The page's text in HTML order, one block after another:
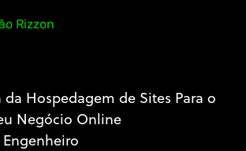
Rizzon
Hospedagem de Sites Para o
Negócio Online
Engenheiro